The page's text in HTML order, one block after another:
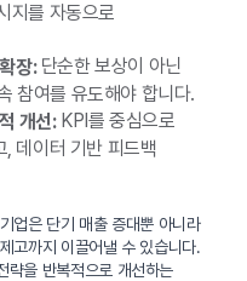
지를 자동으로
장:단순한 보상이 아닌
참여를 유도해야 합니다.
개선:KPI를 중심으로
데이터 기반 피드백
업은 단기 매출 증대뿐 아니라
고까지 이끌어낼 수 있습니다.
략을 반복적으로 개선하는